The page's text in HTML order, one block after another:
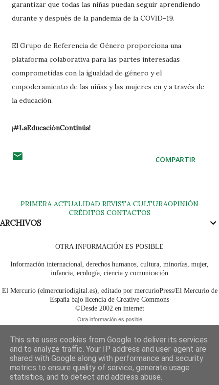
garantizar que todas las niñas puedan seguir aprendiendo
durante y después de la pandemia de la COVID-19.
El Grupo de Referencia de Género proporciona una
plataforma colaborativa para las partes interesadas
comprometidas con la igualdad de género y el
empoderamiento de las niñas y las mujeres en y a través de
la educación.
¡#LaEducaciónContinúa!
COMPARTIR
PRIMERA ACTUALIDAD REVISTA CULTURAOPINIÓN
CRÉDITOSCONTACTOS
ARCHIVOS
OTRA INFORMACIÓN ES POSIBLE
Información internacional, derechos humanos, cultura, minorías, mujer,
infancia, ecología, ciencia y comunicación
El Mercurio (elmercuriodigital.es), editado por mercurioPress/El Mercurio de
España bajo licencia de Creative Commons
©Desde 2002 en internet
Otra información es posible
This site uses cookies from Google to deliver its services
and to analyze traffic. Your IP address and user-agent are
shared with Google along with performance and security
metrics to ensure quality of service, generate usage
statistics, and to detect and address abuse.